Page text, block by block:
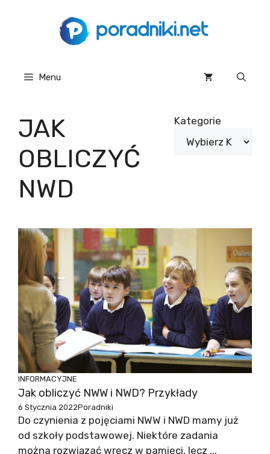
Menu
JAK
OBLICZYĆ
NWD
Kategorie
INFORMACYJNE
Jak obliczyć NWW i NWD? Przykłady
6 Stycznia 2022Poradniki
Do czynienia z pojęciami NWW i NWD mamy już
od szkoły podstawowej. Niektóre zadania
można rozwiązać wręcz w pamięci, lecz ...